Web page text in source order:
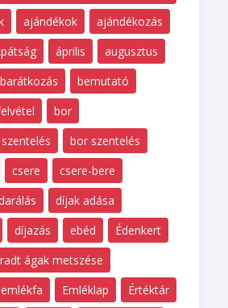
ajándékok
ajándékozás
április
augusztus
barátkozás
bemutató
bor
bor szentelés
csere
csere-bere
darálás
díjak adása
díjazás ebéd
Édenkert
ágak metszése
emlékfa Emléklap
Értéktár